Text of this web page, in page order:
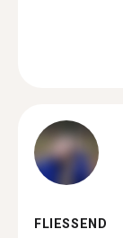
FLIESSEND